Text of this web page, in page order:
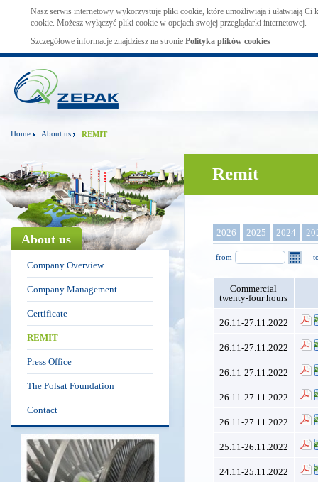
Nasz serwis internetowy wykorzystuje pliki cookie, które umożliwiają i ułatwiają Ci
cookie. Możesz wyłączyć pliki cookie w opcjach swojej przeglądarki internetowej.
Szczegółowe informacje znajdziesz na stronie Polityka plików cookies
Home About us REMIT
About us
Company Overview
Company Management
Certificate
REMIT
Press Office
The Polsat Foundation
Contact
Remit
2026 2025 2024
from
Commercial
twenty-four hours
26.11-27.11.2022
26.11-27.11.2022
26.11-27.11.2022
26.11-27.11.2022
26.11-27.11.2022
25.11-26.11.2022
24.11-25.11.2022